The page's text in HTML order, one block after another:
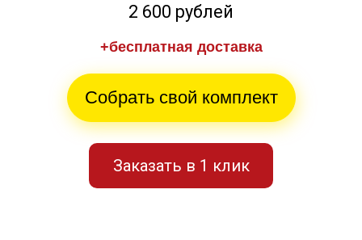
2 600 рублей
+бесплатная доставка
Собрать свой комплект
Заказать в 1 клик